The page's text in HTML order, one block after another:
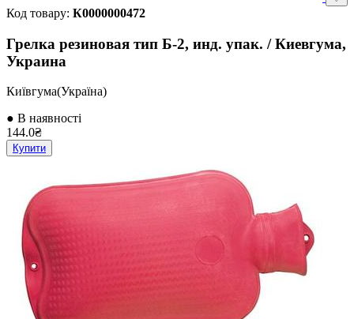
Код товару: К0000000472
Грелка резиновая тип Б-2, инд. упак. / Киевгума,
Украина
Київгума(Україна)
● В наявності
144.0₴
Купити